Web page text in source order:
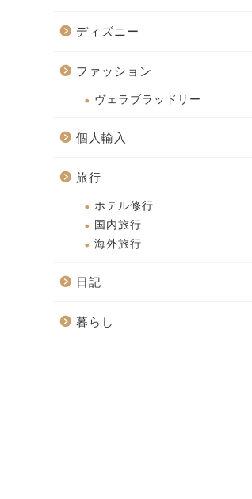
ディズニー
ファッション
ヴェラブラッドリー
個人輸入
旅行
ホテル修行
国内旅行
海外旅行
日記
暮らし